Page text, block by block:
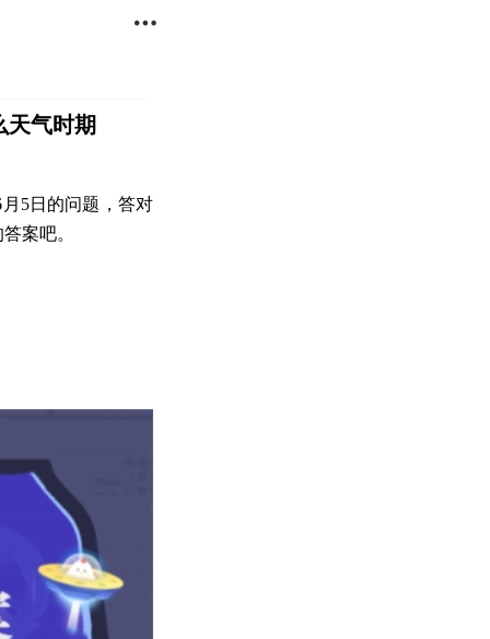

天气时期
5日的问题，答对
案吧。